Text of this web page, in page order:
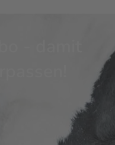
- damit